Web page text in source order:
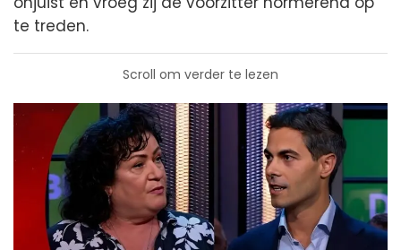
te treden.
Scroll om verder te lezen